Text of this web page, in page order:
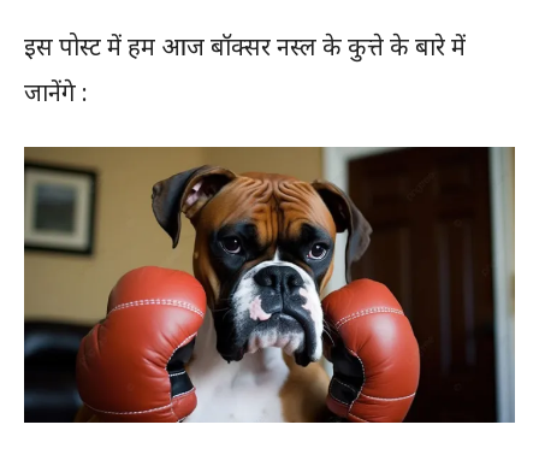
इस पोस्ट में हम आज बॉक्सर नस्ल के कुत्ते के बारे में
जानेंगे :